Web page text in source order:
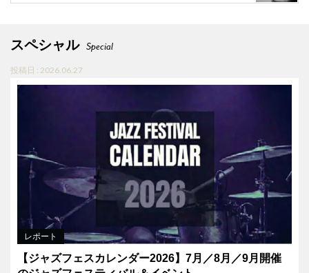
スペシャル Special
投稿日 : 2026.06.27
レポート
【ジャズフェスカレンダー2026】7月／8月／9月開催